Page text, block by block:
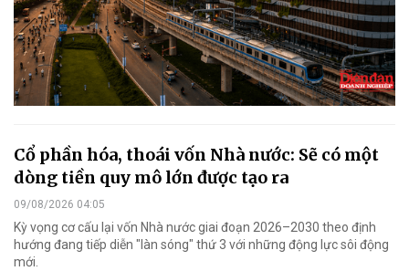
Cổ phần hóa, thoái vốn Nhà nước: Sẽ có một
dòng tiền quy mô lớn được tạo ra
09/08/2026 04:05
Kỳ vọng cơ cấu lại vốn Nhà nước giai đoạn 2026–2030 theo định
hướng đang tiếp diễn "làn sóng" thứ 3 với những động lực sôi động
mới.